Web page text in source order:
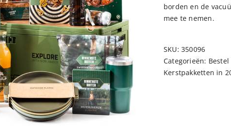
borden en de
mee te nemen.
SKU:350096
Categorieën:
Kerstpakketten in